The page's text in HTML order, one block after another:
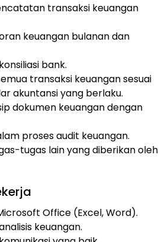
transaksi keuangan
keuangan bulanan dan
bank.
transaksi keuangan sesuai
akuntansi yang berlaku.
dokumen keuangan dengan
proses audit keuangan.
tugas lain yang diberikan oleh
Office (Excel, Word).
keuangan.